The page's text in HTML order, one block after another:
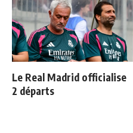
Le Real Madrid officialise
2 départs